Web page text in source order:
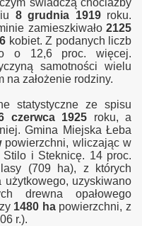
świadczą chociażby
8 grudnia 1919roku.
zamieszkiwało 2125
kobiet. Z podanych liczb
o 12,6 proc. więcej.
samotności wielu
na założenie rodziny.
statystyczne ze spisu
czerwca 1925 roku, a
Gmina Miejska Łeba
powierzchni, wliczając w
i Steknicę. 14 proc.
(709 ha), z których
uzyskiwano
drewna opałowego
1480 hapowierzchni, z
r.).